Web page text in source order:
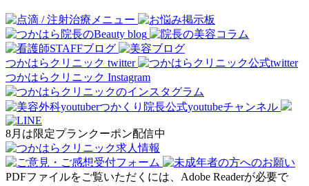
つかはらクリニック twitter
つかはらクリニック Instagram
8月は限定プランクーポン配信中
PDFファイルをご覧いただくには、Adobe Readerが必要で